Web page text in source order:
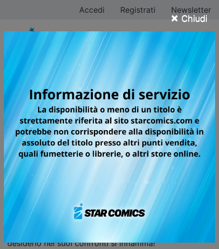
× Chiudi
Accedi Registrati Newsletter
HITORIJIME MY
HERO
NEMMENO UN EROE PUÒ
SFUGGIRE... ALL'AMORE!
Setagawa, studente e teppista buono a nulla, è il
“sottoposto” del temibile professor Kosuke.
Nonostante il ragazzo lo consideri un idolo,
l’insegnante lo sconvolge senza pietà con le sue parole
e i suoi atteggiamenti. Setagawa cerca in tutti i modi
di controllare i suoi sentimenti, ma senza rendersene
conto… più cerca di resistere al suo eroe e più il
desiderio nei suoi confronti si infiamma!